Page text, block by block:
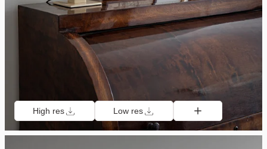
High res Low res